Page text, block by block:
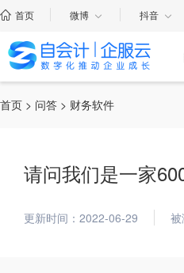
首页 微博 抖音
首页 > 问答 > 财务软件
请问我们是一家
更新时间：2022-06-29